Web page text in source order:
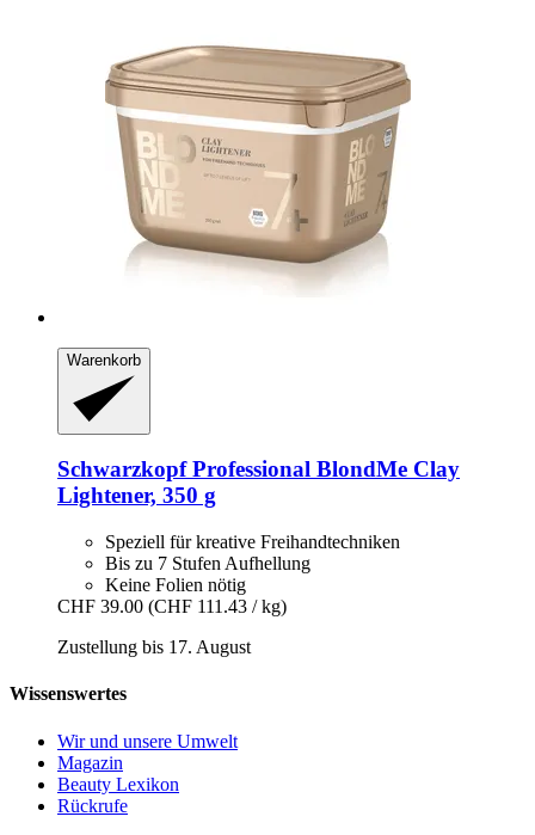
Warenkorb
Schwarzkopf Professional BlondMe Clay
Lightener, 350 g
Speziell für kreative Freihandtechniken
Bis zu 7 Stufen Aufhellung
Keine Folien nötig
CHF 39.00 (CHF 111.43 / kg)
Zustellung bis 17. August
Wissenswertes
Wir und unsere Umwelt
Magazin
Beauty Lexikon
Rückrufe